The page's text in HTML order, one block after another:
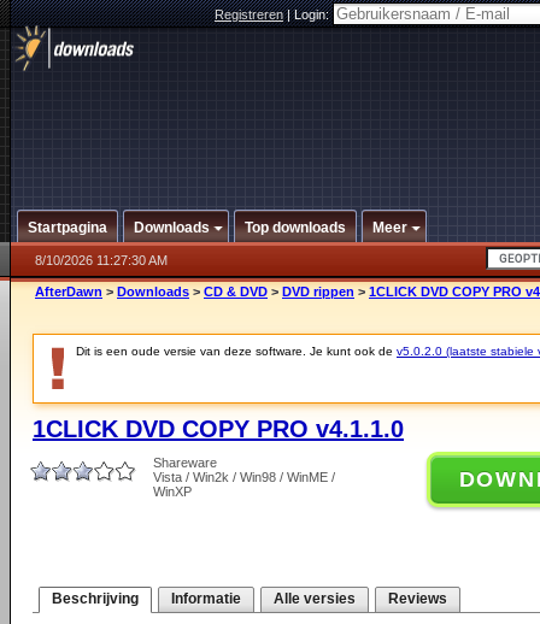
Registreren|Login:
Startpagina Downloads Top downloads Meer
8/10/2026 11:27:30 AM
AfterDawn > Downloads > CD & DVD > DVD rippen > 1CLICK DVD COPY PRO
Dit is een oude versie van deze software. Je kunt ook de v5.0.2.0 (laatste stabiele
1CLICK DVD COPY PRO v4.1.1.0
Shareware
Vista / Win2k / Win98 / WinME /
WinXP
Beschrijving Informatie Alle versies Reviews